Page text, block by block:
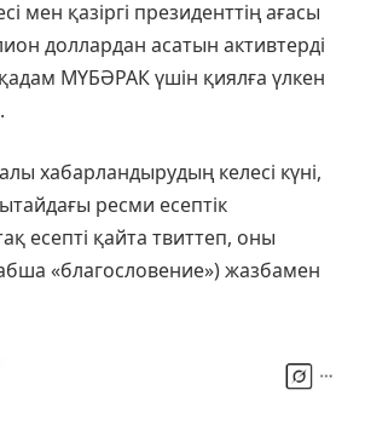
мен қазіргі президенттің ағасы
доллардан асатын активтерді
МҮБӘРАК үшін қиялға үлкен
хабарландырудың келесі күні,
ресми есептік
есепті қайта твиттеп, оны
«благословение») жазбамен